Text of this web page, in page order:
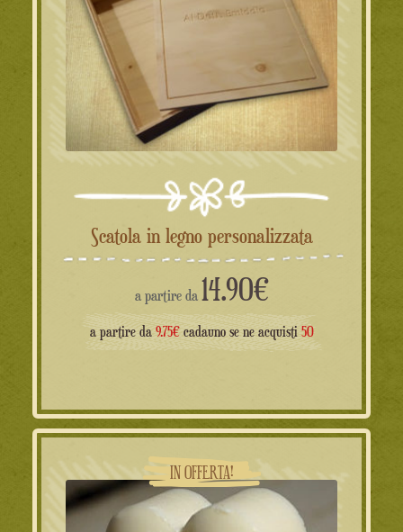
Scatola in legno personalizzata
a partire da 14.90€
a partire da 9.75€cadauno se ne acquisti 50
IN OFFERTA!